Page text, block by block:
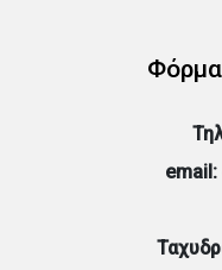
email: